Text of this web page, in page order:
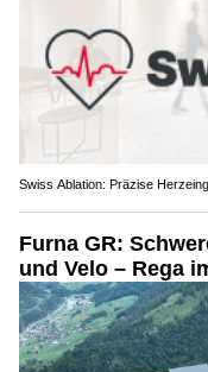
Swiss Ablation: Präzise
Furna GR:
und Velo – Rega